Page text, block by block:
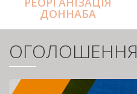
ДОННАБА
ОГОЛОШЕННЯ